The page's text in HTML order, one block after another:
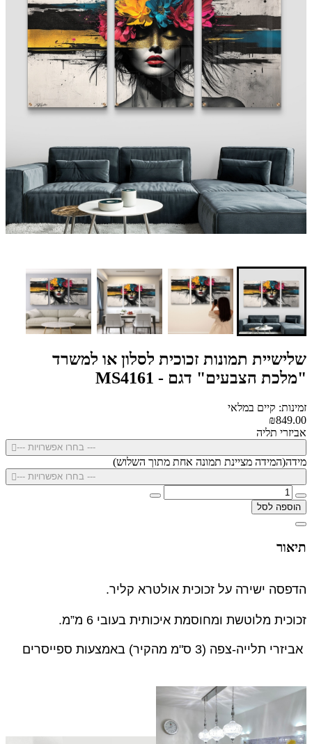
שלישיית תמונות זכוכית לסלון או למשרד
"מלכת הצבעים" דגם - MS4161
זמינות: קיים במלאי
₪849.00
אביזרי תליה
--- בחרו אפשרויות ---
מידה(המידה מציינת תמונה אחת מתוך השלוש)
--- בחרו אפשרויות ---
הוספה לסל
תיאור
הדפסה ישירה על זכוכית אולטרא קליר.
זכוכית מלוטשת ומחוסמת איכותית בעובי 6 מ”מ.
אביזרי תלייה-צפה (3 ס"מ מהקיר) באמצעות ספייסרים